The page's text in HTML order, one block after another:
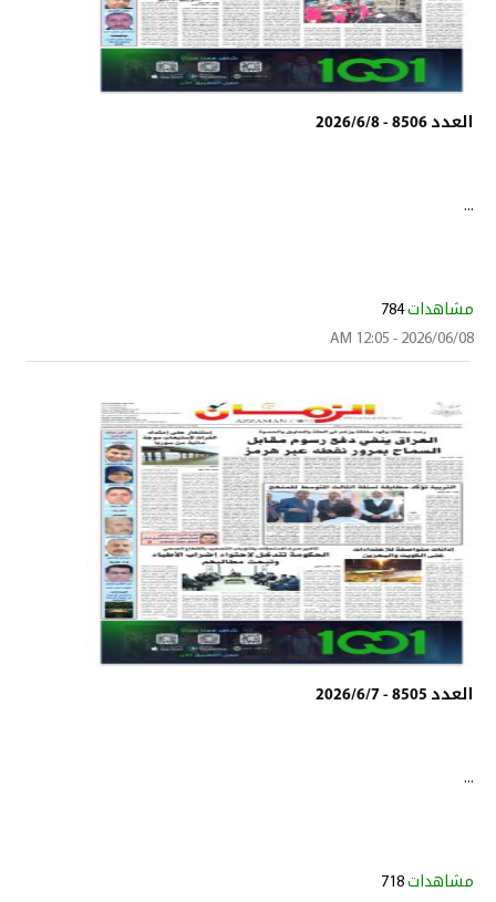
العدد 8506 - 2026/6/8
...
مشاهدات 784
2026/06/08 - 12:05 AM
العدد 8505 - 2026/6/7
...
مشاهدات 718